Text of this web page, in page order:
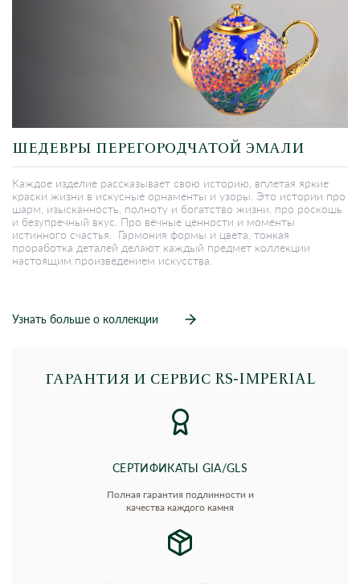
ШЕДЕВРЫ ПЕРЕГОРОДЧАТОЙ ЭМАЛИ
Каждое изделие рассказывает свою историю, вплетая яркие
краски жизни в искусные орнаменты и узоры. Это истории про
шарм, изысканность, полноту и богатство жизни, про роскошь
и безупречный вкус. Про вечные ценности и моменты
истинного счастья. Гармония формы и цвета, тонкая
проработка деталей делают каждый предмет коллекции
настоящим произведением искусства.
Узнать больше о коллекции
ГАРАНТИЯ И СЕРВИС RS‑IMPERIAL
СЕРТИФИКАТЫ GIA/GLS
Полная гарантия подлинности и
качества каждого камня